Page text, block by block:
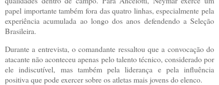
papel importante também fora das quatro linhas, especialmente pela
experiência acumulada ao longo dos anos defendendo a Seleção
Brasileira.
Durante a entrevista, o comandante ressaltou que a convocação do
atacante não aconteceu apenas pelo talento técnico, considerado por
ele indiscutível, mas também pela liderança e pela influência
positiva que pode exercer sobre os atletas mais jovens do elenco.